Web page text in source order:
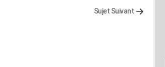
Sujet Suivant